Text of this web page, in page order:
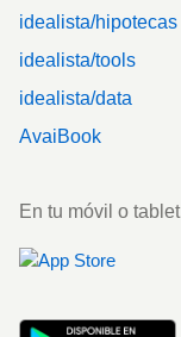
idealista/hipotecas
idealista/tools
idealista/data
AvaiBook
En tu móvil o tablet